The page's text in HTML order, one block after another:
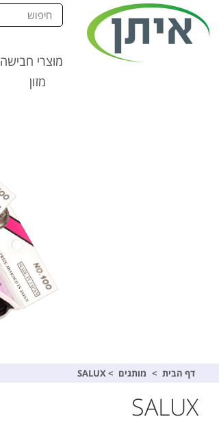
מוצרי חבישה
מזון
דף הבית > מותגים >
SALUX